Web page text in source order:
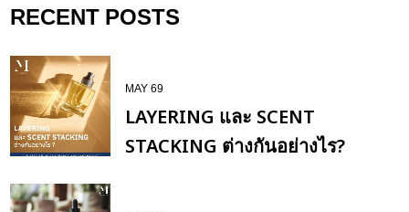
RECENT POSTS
MAY 69
LAYERING และ SCENT
STACKING ต่างกันอย่างไร?